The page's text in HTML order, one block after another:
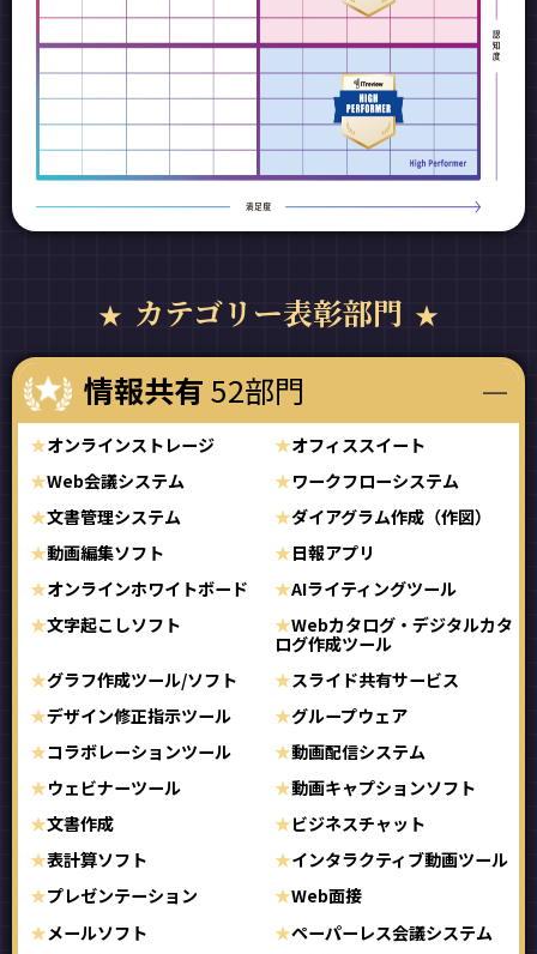
カテゴリー表彰部門
情報共有52部門
オンラインストレージ
オフィススイート
Web会議システム
ワークフローシステム
文書管理システム
ダイアグラム作成（作図）
動画編集ソフト
日報アプリ
オンラインホワイトボード
AIライティングツール
文字起こしソフト
Webカタログ・デジタルカタ
ログ作成ツール
グラフ作成ツール/ソフト
スライド共有サービス
デザイン修正指示ツール
グループウェア
コラボレーションツール
動画配信システム
ウェビナーツール
動画キャプションソフト
文書作成
ビジネスチャット
表計算ソフト
インタラクティブ動画ツール
プレゼンテーション
Web面接
メールソフト
ペーパーレス会議システム